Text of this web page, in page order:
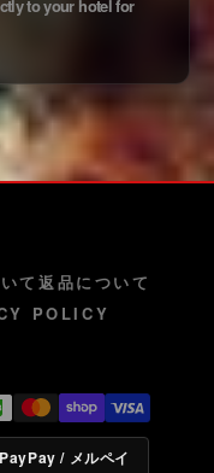
to your hotel for
て 返品について
POLICY
PayPay / メルペイ